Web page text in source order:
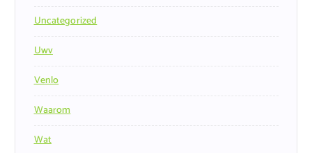
Uncategorized
Uwv
Venlo
Waarom
Wat